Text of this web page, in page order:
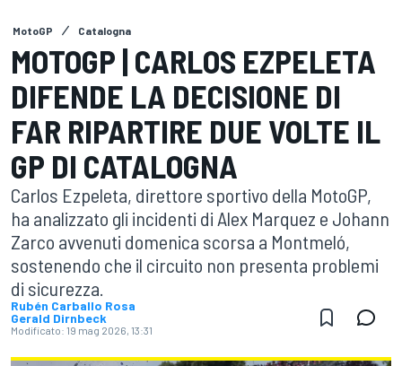
MotoGP Catalogna
MOTOGP | CARLOS EZPELETA
DIFENDE LA DECISIONE DI
FAR RIPARTIRE DUE VOLTE IL
GP DI CATALOGNA
Carlos Ezpeleta, direttore sportivo della MotoGP,
ha analizzato gli incidenti di Alex Marquez e Johann
Zarco avvenuti domenica scorsa a Montmeló,
sostenendo che il circuito non presenta problemi
di sicurezza.
Rubén Carballo Rosa
Gerald Dirnbeck
Modificato: 19 mag 2026, 13:31